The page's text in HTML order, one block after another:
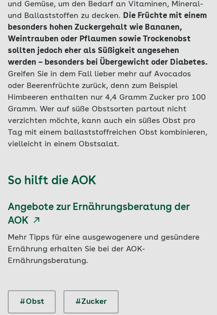
und Gemüse, um den Bedarf an Vitaminen, Mineral-
und Ballaststoffen zu decken. Die Früchte mit einem
besonders hohen Zuckergehalt wie Bananen,
Weintrauben oder Pflaumen sowie Trockenobst
sollten jedoch eher als Süßigkeit angesehen
werden – besonders bei Übergewicht oder Diabetes.
Greifen Sie in dem Fall lieber mehr auf Avocados
oder Beerenfrüchte zurück, denn zum Beispiel
Himbeeren enthalten nur 4,4 Gramm Zucker pro 100
Gramm. Wer auf süße Obstsorten partout nicht
verzichten möchte, kann auch ein süßes Obst pro
Tag mit einem ballaststoffreichen Obst kombinieren,
vielleicht in einem Obstsalat.
So hilft die AOK
Angebote zur Ernährungsberatung der
AOK
Mehr Tipps für eine ausgewogenere und gesündere
Ernährung erhalten Sie bei der AOK-
Ernährungsberatung.
#Obst #Zucker